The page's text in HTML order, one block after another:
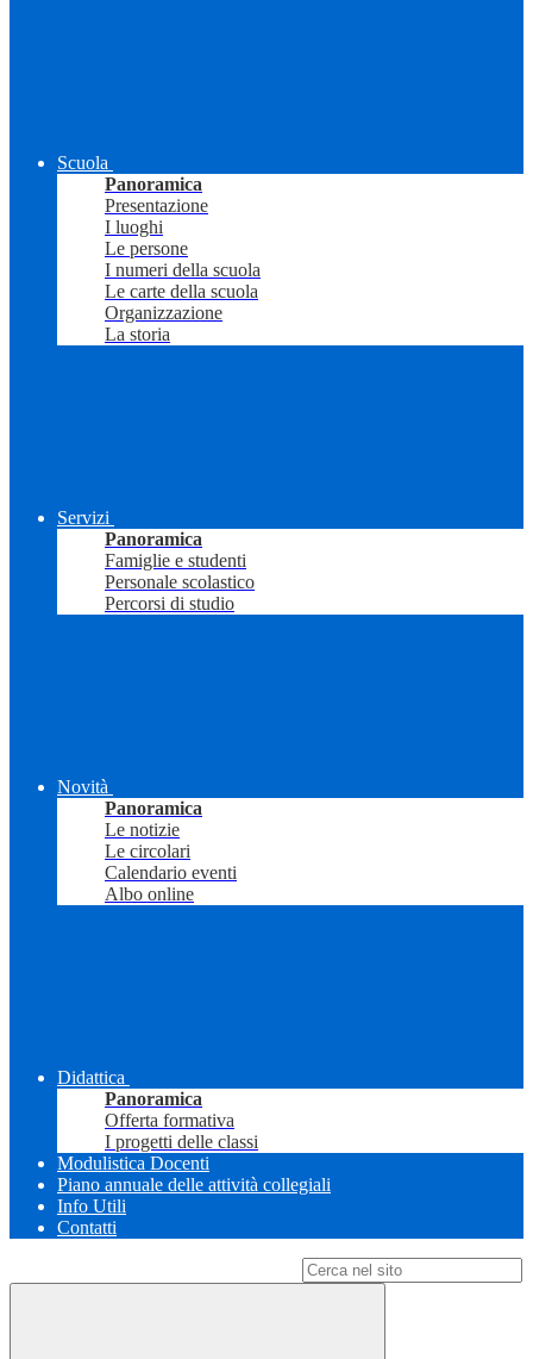
Scuola
Panoramica
Presentazione
I luoghi
Le persone
I numeri della scuola
Le carte della scuola
Organizzazione
La storia
Servizi
Panoramica
Famiglie e studenti
Personale scolastico
Percorsi di studio
Novità
Panoramica
Le notizie
Le circolari
Calendario eventi
Albo online
Didattica
Panoramica
Offerta formativa
I progetti delle classi
Modulistica Docenti
Piano annuale delle attività collegiali
Info Utili
Contatti